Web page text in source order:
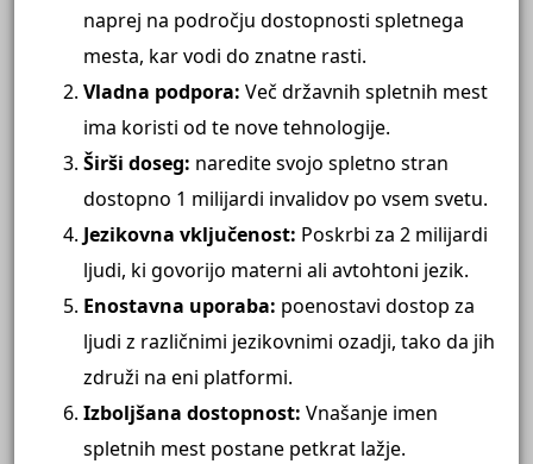
naprej na področju dostopnosti spletnega
mesta, kar vodi do znatne rasti.
Vladna podpora: Več državnih spletnih mest
ima koristi od te nove tehnologije.
Širši doseg: naredite svojo spletno stran
dostopno 1 milijardi invalidov po vsem svetu.
Jezikovna vključenost: Poskrbi za 2 milijardi
ljudi, ki govorijo materni ali avtohtoni jezik.
Enostavna uporaba: poenostavi dostop za
ljudi z različnimi jezikovnimi ozadji, tako da jih
združi na eni platformi.
Izboljšana dostopnost: Vnašanje imen
spletnih mest postane petkrat lažje.